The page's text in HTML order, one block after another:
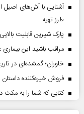
آشنایی با آش‌های اصیل
طرز تهیه
پارک شیرین قابلیت‌
مراقب باشید این
خاوران؛ گمشده‌ای در
فروش خیره‌کننده داستان اسباب‌بازی ۵؛ بزرگ‌ترین
کتابی که شما را به